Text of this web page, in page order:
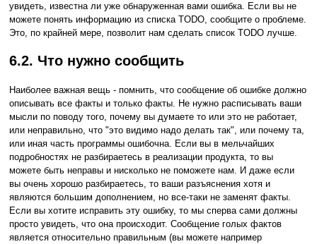
увидеть, известна ли уже обнаруженная вами ошибка. Если вы не
можете понять информацию из списка TODO, сообщите о проблеме.
Это, по крайней мере, позволит нам сделать список TODO лучше.
6.2. Что нужно сообщить
Наиболее важная вещь - помнить, что сообщение об ошибке должно
описывать все факты и только факты. Не нужно расписывать ваши
мысли по поводу того, почему вы думаете то или это не работает,
или неправильно, что "это видимо надо делать так" , или почему та,
или иная часть программы ошибочна. Если вы в мельчайших
подробностях не разбираетесь в реализации продукта, то вы
можете быть неправы и нисколько не поможете нам. И даже если
вы очень хорошо разбираетесь, то ваши разъяснения хотя и
являются большим дополнением, но все-таки не заменят факты.
Если вы хотите исправить эту ошибку, то мы сперва сами должны
просто увидеть, что она происходит. Сообщение голых фактов
является относительно правильным (вы можете например